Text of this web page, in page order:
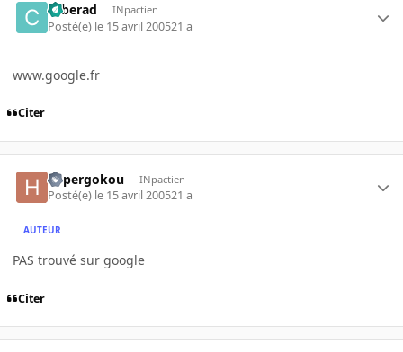
cyberad INpactien
Posté(e) le 15 avril 200521 a
www.google.fr
Citer
hypergokou INpactien
Posté(e) le 15 avril 200521 a
AUTEUR
PAS trouvé sur google
Citer